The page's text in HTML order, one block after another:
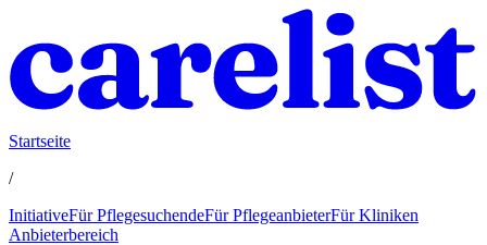
Startseite
/
InitiativeFür PflegesuchendeFür PflegeanbieterFür Kliniken
Anbieterbereich